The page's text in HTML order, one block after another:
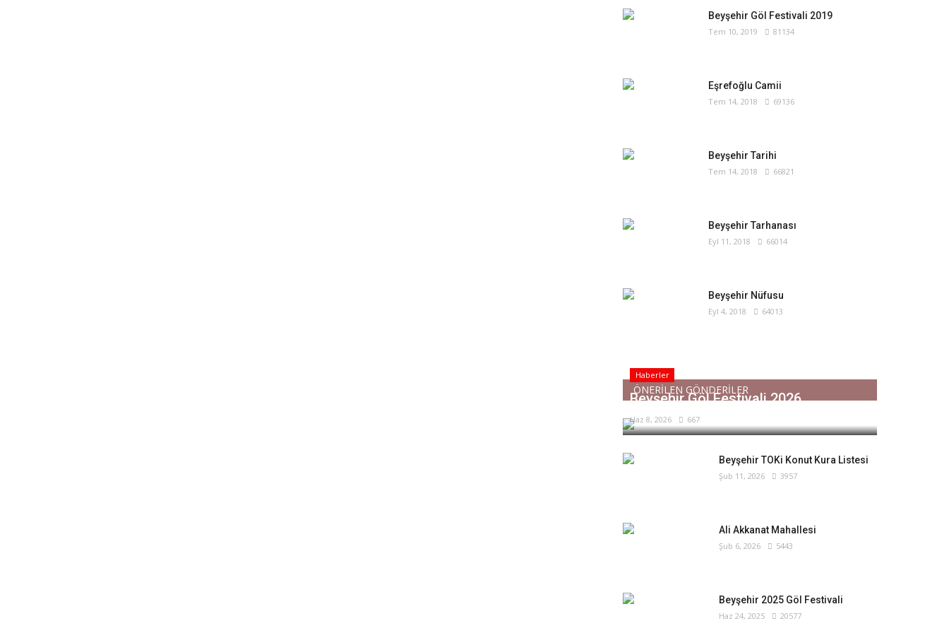
Beyşehir Göl Festivali 2019
Tem 10, 2019 81134
Eşrefoğlu Camii
Tem 14, 2018 69136
Beyşehir Tarihi
Tem 14, 2018 66821
Beyşehir Tarhanası
Eyl 11, 2018 66014
Beyşehir Nüfusu
Eyl 4, 2018 64013
ÖNERİLEN GÖNDERİLER
Haberler
Beyşehir Göl Festivali 2026
Haz 8, 2026 667
Beyşehir TOKi Konut Kura Listesi
Şub 11, 2026 3957
Ali Akkanat Mahallesi
Şub 6, 2026 5443
Beyşehir 2025 Göl Festivali
Haz 24, 2025 20577